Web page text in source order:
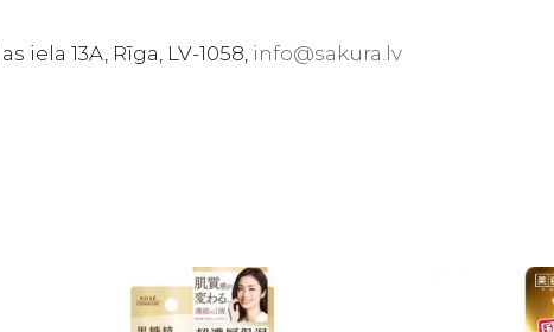
13A, Rīga, LV-1058, info@sakura.lv